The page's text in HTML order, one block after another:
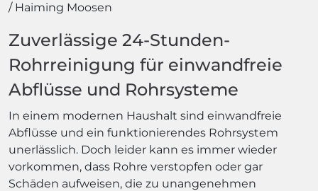
Haiming Moosen
Zuverlässige 24-Stunden-
Rohrreinigung für einwandfreie
Abflüsse und Rohrsysteme
In einem modernen Haushalt sind einwandfreie
Abflüsse und ein funktionierendes Rohrsystem
unerlässlich. Doch leider kann es immer wieder
vorkommen, dass Rohre verstopfen oder gar
Schäden aufweisen, die zu unangenehmen